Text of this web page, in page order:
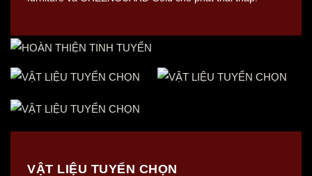
VẬT LIỆU TUYỂN CHỌN